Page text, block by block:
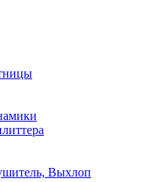
Выхлоп